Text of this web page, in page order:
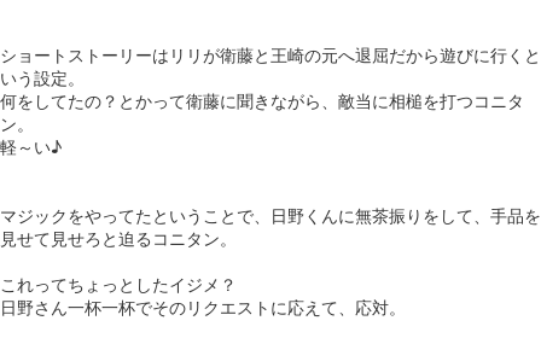
ショートストーリーはリリが衛藤と王崎の元へ退屈だから遊びに行くと
いう設定。
何をしてたの？とかって衛藤に聞きながら、敵当に相槌を打つコニタ
ン。
軽～い♪
マジックをやってたということで、日野くんに無茶振りをして、手品を
見せて見せろと迫るコニタン。
これってちょっとしたイジメ？
日野さん一杯一杯でそのリクエストに応えて、応対。